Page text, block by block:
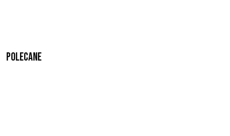
Polecane